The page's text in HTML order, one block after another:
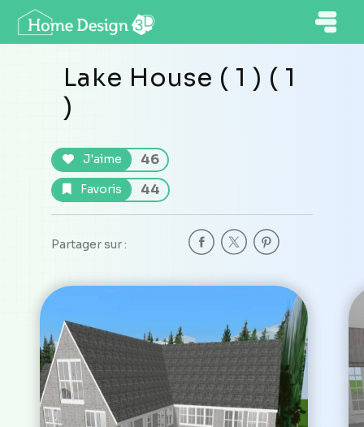
Lake House ( 1 ) ( 1
)
J'aime 46
Favoris 44
Partager sur :